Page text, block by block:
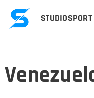
STUDIOSPORT